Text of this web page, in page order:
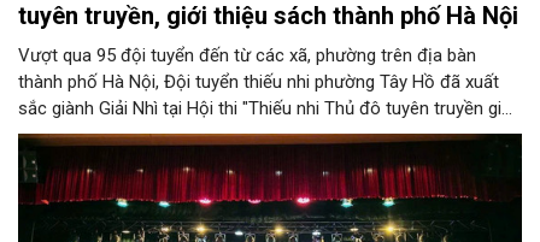
tuyên truyền, giới thiệu sách thành phố Hà Nội
Vượt qua 95 đội tuyển đến từ các xã, phường trên địa bàn
thành phố Hà Nội, Đội tuyển thiếu nhi phường Tây Hồ đã xuất
sắc giành Giải Nhì tại Hội thi "Thiếu nhi Thủ đô tuyên truyền giới
thiệu sách; Múa hát tập thể và Ca khúc măng non" năm 2026 do
Sở Văn hóa và Thể thao Hà Nội tổ chức.